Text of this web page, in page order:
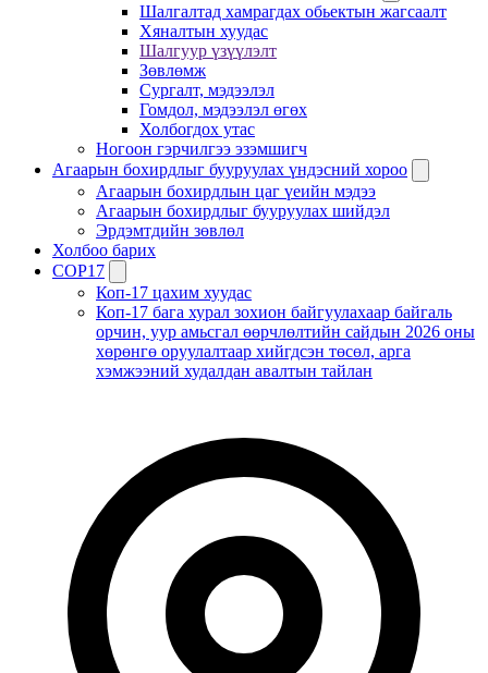
Шалгалтад хамрагдах обьектын жагсаалт
Хяналтын хуудас
Шалгуур үзүүлэлт
Зөвлөмж
Сургалт, мэдээлэл
Гомдол, мэдээлэл өгөх
Холбогдох утас
Ногоон гэрчилгээ эзэмшигч
Агаарын бохирдлыг бууруулах үндэсний хороо
Агаарын бохирдлын цаг үеийн мэдээ
Агаарын бохирдлыг бууруулах шийдэл
Эрдэмтдийн зөвлөл
Холбоо барих
COP17
Коп-17 цахим хуудас
Коп-17 бага хурал зохион байгуулахаар байгаль
орчин, уур амьсгал өөрчлөлтийн сайдын 2026 оны
хөрөнгө оруулалтаар хийгдсэн төсөл, арга
хэмжээний худалдан авалтын тайлан